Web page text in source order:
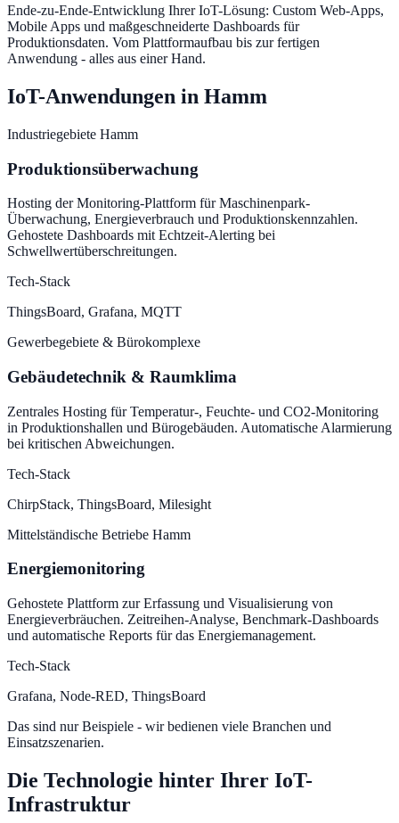
Ende-zu-Ende-Entwicklung Ihrer IoT-Lösung: Custom Web-Apps,
Mobile Apps und maßgeschneiderte Dashboards für
Produktionsdaten. Vom Plattformaufbau bis zur fertigen
Anwendung - alles aus einer Hand.
IoT-Anwendungen in Hamm
Industriegebiete Hamm
Produktionsüberwachung
Hosting der Monitoring-Plattform für Maschinenpark-
Überwachung, Energieverbrauch und Produktionskennzahlen.
Gehostete Dashboards mit Echtzeit-Alerting bei
Schwellwertüberschreitungen.
Tech-Stack
ThingsBoard, Grafana, MQTT
Gewerbegebiete & Bürokomplexe
Gebäudetechnik & Raumklima
Zentrales Hosting für Temperatur-, Feuchte- und CO2-Monitoring
in Produktionshallen und Bürogebäuden. Automatische Alarmierung
bei kritischen Abweichungen.
Tech-Stack
ChirpStack, ThingsBoard, Milesight
Mittelständische Betriebe Hamm
Energiemonitoring
Gehostete Plattform zur Erfassung und Visualisierung von
Energieverbräuchen. Zeitreihen-Analyse, Benchmark-Dashboards
und automatische Reports für das Energiemanagement.
Tech-Stack
Grafana, Node-RED, ThingsBoard
Das sind nur Beispiele - wir bedienen viele Branchen und
Einsatzszenarien.
Die Technologie hinter Ihrer IoT-
Infrastruktur